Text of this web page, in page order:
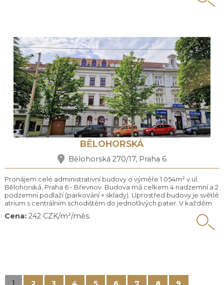
BĚLOHORSKÁ
Bělohorská 270/17, Praha 6
Pronájem celé administrativní budovy o výměře 1 054m² v ul.
Bělohorská, Praha 6 - Břevnov. Budova má celkem 4 nadzemní a 2
podzemní podlaží (parkování + sklady). Uprostřed budovy je světlé
atrium s centrálním schodištěm do jednotlivých pater. V každém
patře je k dispozici kuchyňka a toalety. K dispozici je také výtah.
Bezbarierový vstup. Budova Bělohorská se nachází v pražském
Cena: 242 CZK/m²/měs.